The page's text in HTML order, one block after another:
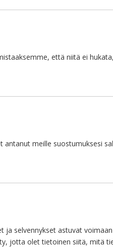
että niitä ei
meille suostumuksesi
selvennykset astuvat
jotta olet tietoinen siitä, mitä